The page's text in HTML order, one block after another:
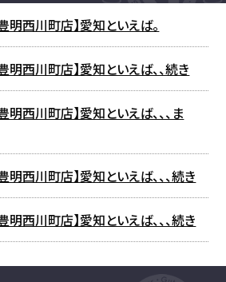
明西川町店】愛知といえば。
明西川町店】愛知といえば、、続き
明西川町店】愛知といえば、、、ま
明西川町店】愛知といえば、、、続き
明西川町店】愛知といえば、、、続き